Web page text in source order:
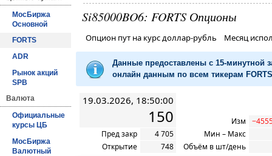
МосБиржа
Основной
FORTS
ADR
Рынок акций
SPB
Валюта
Официальные
курсы ЦБ
МосБиржа
Валютный
Si85000BO6: FORTS Опционы
Опцион пут на курс доллар-рубль Месяц
Данные предоставлены с 15-минутной
онлайн данным по всем тикерам
19.03.2026, 18:50:00
150
Пред закр
4 705
Открытие
748
Изм
Мин – Макс
Объём в шт/день